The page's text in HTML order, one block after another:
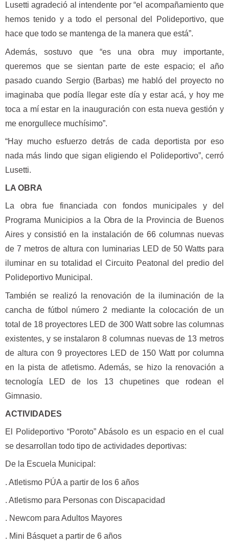
Lusetti agradeció al intendente por “el acompañamiento que
hemos tenido y a todo el personal del Polideportivo, que
hace que todo se mantenga de la manera que está”.
Además, sostuvo que “es una obra muy importante,
queremos que se sientan parte de este espacio; el año
pasado cuando Sergio (Barbas) me habló del proyecto no
imaginaba que podía llegar este día y estar acá, y hoy me
toca a mí estar en la inauguración con esta nueva gestión y
me enorgullece muchísimo”.
“Hay mucho esfuerzo detrás de cada deportista por eso
nada más lindo que sigan eligiendo el Polideportivo”, cerró
Lusetti.
LA OBRA
La obra fue financiada con fondos municipales y del
Programa Municipios a la Obra de la Provincia de Buenos
Aires y consistió en la instalación de 66 columnas nuevas
de 7 metros de altura con luminarias LED de 50 Watts para
iluminar en su totalidad el Circuito Peatonal del predio del
Polideportivo Municipal.
También se realizó la renovación de la iluminación de la
cancha de fútbol número 2 mediante la colocación de un
total de 18 proyectores LED de 300 Watt sobre las columnas
existentes, y se instalaron 8 columnas nuevas de 13 metros
de altura con 9 proyectores LED de 150 Watt por columna
en la pista de atletismo. Además, se hizo la renovación a
tecnología LED de los 13 chupetines que rodean el
Gimnasio.
ACTIVIDADES
El Polideportivo “Poroto” Abásolo es un espacio en el cual
se desarrollan todo tipo de actividades deportivas:
De la Escuela Municipal:
. Atletismo PÚA a partir de los 6 años
. Atletismo para Personas con Discapacidad
. Newcom para Adultos Mayores
. Mini Básquet a partir de 6 años